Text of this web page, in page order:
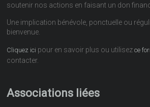
soutenir nos actions en faisant un don
Une implication bénévole, ponctuelle ou
bienvenue.
Cliquez ici pour en savoir plus ou utilisezce
contacter.
Associations liées